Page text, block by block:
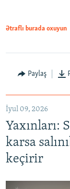
Ətraflı burada oxuyun
Paylaş
İyul 09, 2026
Yaxınları:
karsa
keçirir